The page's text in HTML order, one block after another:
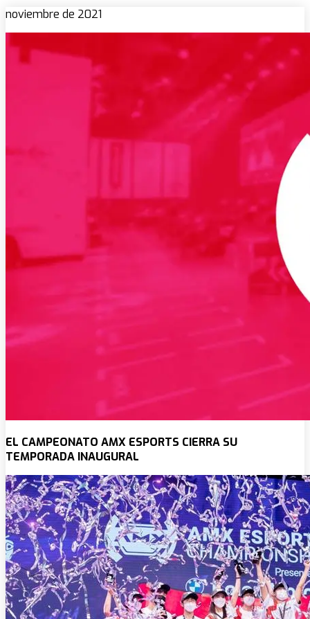
noviembre de 2021
EL CAMPEONATO AMX ESPORTS CIERRA SU
TEMPORADA INAUGURAL